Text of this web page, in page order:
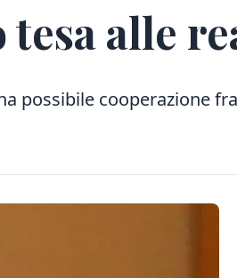
alle
possibile cooperazione fra